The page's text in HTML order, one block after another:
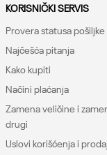
KORISNIČKI SERVIS
Provera statusa pošiljke
Najčešća pitanja
Kako kupiti
Načini plaćanja
Zamena veličine i
drugi
Uslovi korišćenja i